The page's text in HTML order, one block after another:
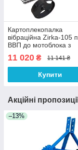
Картоплекопалка
вібраційна Zirka-105
ВВП до мотоблока з
ходозменшувачем (без
карданного вала)
11 020 ₴ 11 141 ₴
Купити
Акційні
–13%